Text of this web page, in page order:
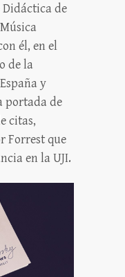
Didáctica de
él, en el
de la
y
portada de
citas,
Forrest que
en la UJI.